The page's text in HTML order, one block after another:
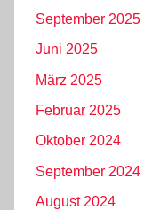
September 2025
Juni 2025
März 2025
Februar 2025
Oktober 2024
September 2024
August 2024